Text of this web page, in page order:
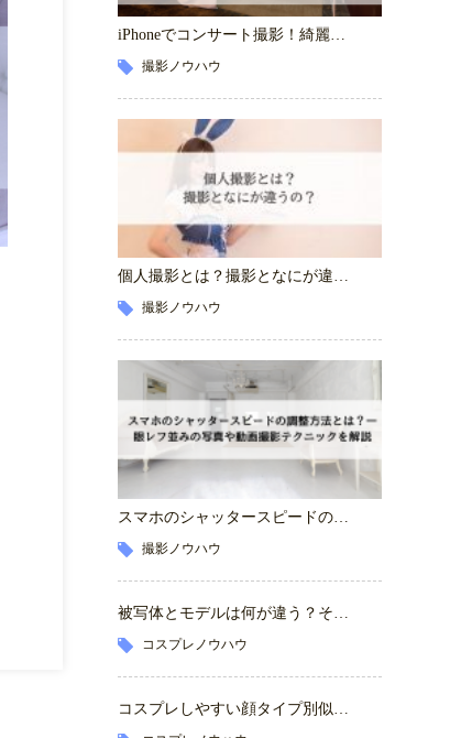
iPhoneでコンサート撮影！綺麗…
撮影ノウハウ
個人撮影とは？撮影となにが違…
撮影ノウハウ
スマホのシャッタースピードの…
撮影ノウハウ
被写体とモデルは何が違う？そ…
コスプレノウハウ
コスプレしやすい顔タイプ別似…